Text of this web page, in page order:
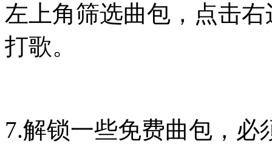
左上角筛选曲包，点击
打歌。
7.解锁一些免费曲包，